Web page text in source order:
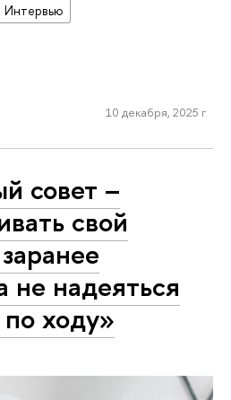
Интервью
10 декабря, 2025 г.
совет –
свой
не надеяться
по ходу»